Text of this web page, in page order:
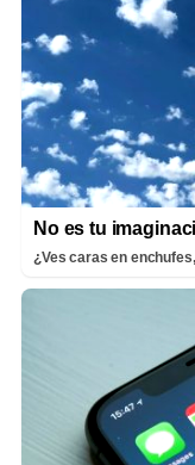
No es tu
¿Ves caras en